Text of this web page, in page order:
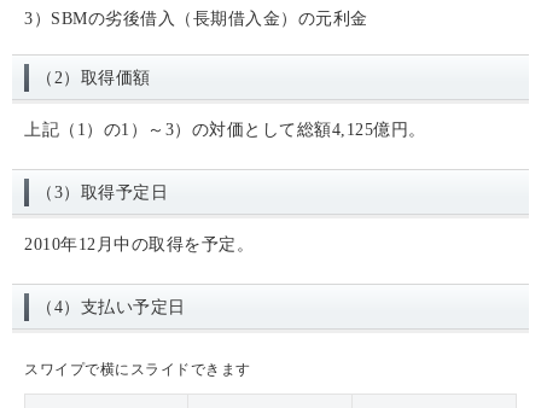
3）SBMの劣後借入（長期借入金）の元利金
（2）取得価額
上記（1）の1）～3）の対価として総額4,125億円。
（3）取得予定日
2010年12月中の取得を予定。
（4）支払い予定日
スワイプで横にスライドできます